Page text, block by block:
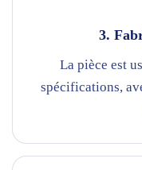
3.
La pièce est
spécifications,